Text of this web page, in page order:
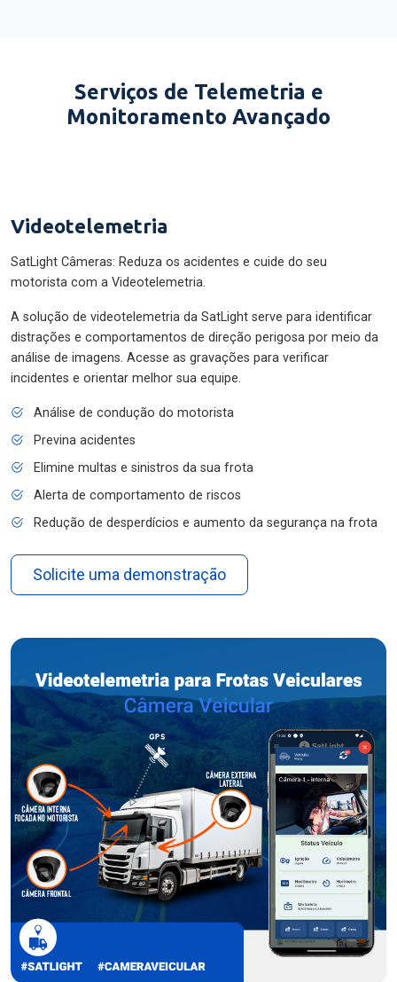
Serviços de Telemetria e
Monitoramento Avançado
Videotelemetria
SatLight Câmeras: Reduza os acidentes e cuide do seu
motorista com a Videotelemetria.
A solução de videotelemetria da SatLight serve para identificar
distrações e comportamentos de direção perigosa por meio da
análise de imagens. Acesse as gravações para verificar
incidentes e orientar melhor sua equipe.
Análise de condução do motorista
Previna acidentes
Elimine multas e sinistros da sua frota
Alerta de comportamento de riscos
Redução de desperdícios e aumento da segurança na frota
Solicite uma demonstração